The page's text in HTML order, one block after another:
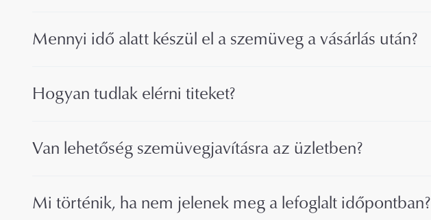
Mennyi idő alatt készül el a szemüveg a vásárlás után?
Hogyan tudlak elérni titeket?
Van lehetőség szemüvegjavításra az üzletben?
Mi történik, ha nem jelenek meg a lefoglalt időpontban?